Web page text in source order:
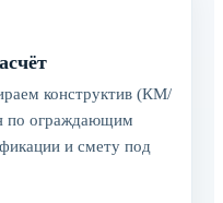
конструктив (КМ/
по ограждающим
и смету под